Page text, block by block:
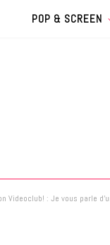
POP & SCREEN
Videoclub! : Je vous parle